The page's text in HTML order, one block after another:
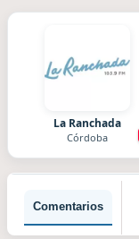
La Ranchada
Córdoba
Comentarios